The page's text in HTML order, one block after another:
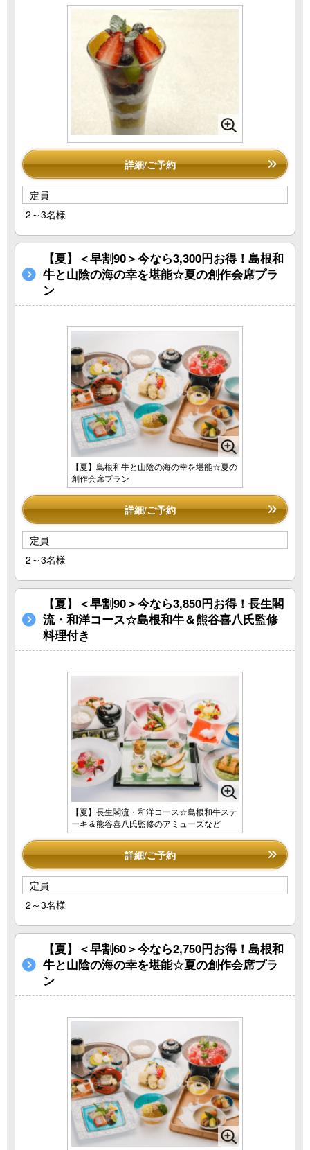
詳細/ご予約
定員
2～3名様
【夏】＜早割90＞今なら3,300円お得！島根和
牛と山陰の海の幸を堪能☆夏の創作会席プラ
ン
【夏】島根和牛と山陰の海の幸を堪能☆夏の
創作会席プラン
詳細/ご予約
定員
2～3名様
【夏】＜早割90＞今なら3,850円お得！長生閣
流・和洋コース☆島根和牛＆熊谷喜八氏監修
料理付き
【夏】長生閣流・和洋コース☆島根和牛ステ
ーキ＆熊谷喜八氏監修のアミューズなど
詳細/ご予約
定員
2～3名様
【夏】＜早割60＞今なら2,750円お得！島根和
牛と山陰の海の幸を堪能☆夏の創作会席プラ
ン